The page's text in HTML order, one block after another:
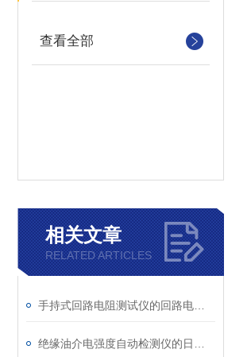
查看全部
相关文章
RELATED ARTICLES